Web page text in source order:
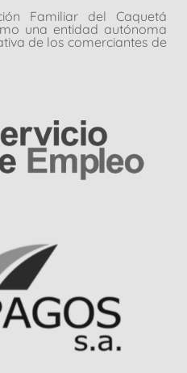
Familiar del Caquetá
una entidad autónoma
de los comerciantes de